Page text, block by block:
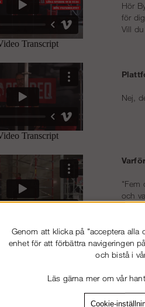
Hör
för
Vill
Nej,
"Fem
och
Det
är
Genom att klicka på "acceptera
enhet för att förbättra navigeringen
och bistå i
Läs gärna mer om vår
Cookie-